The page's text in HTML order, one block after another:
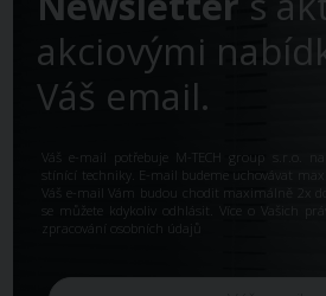
akciovými
Váš email.
Váš e-mail potřebuje M-TECH group s.r.o.
stínící techniky. E-mail budeme uchovávat
Váš e-mail Vám budou chodit maximálně 2x
se můžete kdykoliv odhlásit. Více o Vašich
zpracování osobních údajů